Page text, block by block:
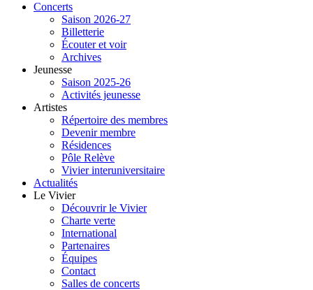
Concerts
Saison 2026-27
Billetterie
Écouter et voir
Archives
Jeunesse
Saison 2025-26
Activités jeunesse
Artistes
Répertoire des membres
Devenir membre
Résidences
Pôle Relève
Vivier interuniversitaire
Actualités
Le Vivier
Découvrir le Vivier
Charte verte
International
Partenaires
Équipes
Contact
Salles de concerts